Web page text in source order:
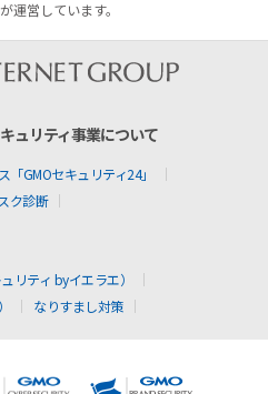
運営しています。
ュリティ事業について
GMOセキュリティ24」
ク診断
リティ byイエラエ）
なりすまし対策